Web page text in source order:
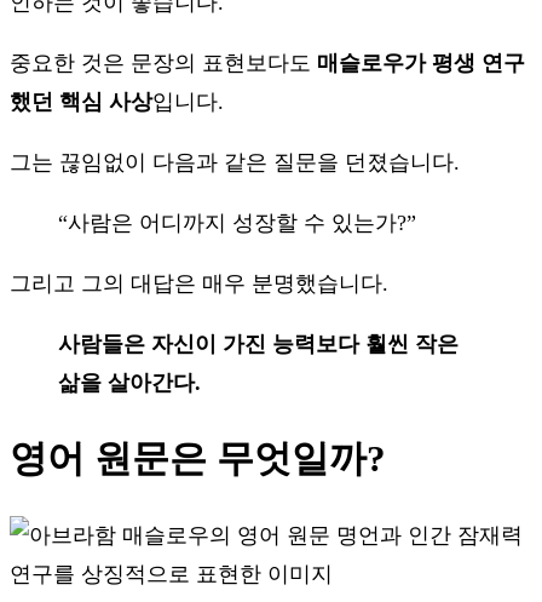
중요한 것은 문장의 표현보다도 매슬로우가 평생 연구
했던 핵심 사상입니다.
그는 끊임없이 다음과 같은 질문을 던졌습니다.
“사람은 어디까지 성장할 수 있는가?”
그리고 그의 대답은 매우 분명했습니다.
사람들은 자신이 가진 능력보다 훨씬 작은
삶을 살아간다.
영어 원문은 무엇일까?